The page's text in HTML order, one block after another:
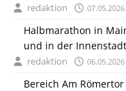
redaktion 07.05.2026
Halbmarathon in
und in der Innenstadt
redaktion 06.05.2026
Bereich Am